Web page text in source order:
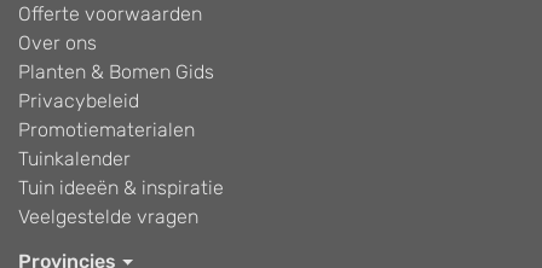
Offerte voorwaarden
Over ons
Planten & Bomen Gids
Privacybeleid
Promotiematerialen
Tuinkalender
Tuin ideeën & inspiratie
Veelgestelde vragen
Provincies